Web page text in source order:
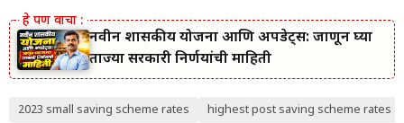
नवीन शासकीय योजना आणि अपडेट्स: जाणून घ्या
ताज्या सरकारी निर्णयांची माहिती
2023 small saving scheme rates highest post saving scheme rates